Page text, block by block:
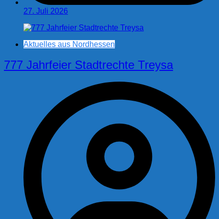
27. Juli 2026
Aktuelles aus Nordhessen
777 Jahrfeier Stadtrechte Treysa